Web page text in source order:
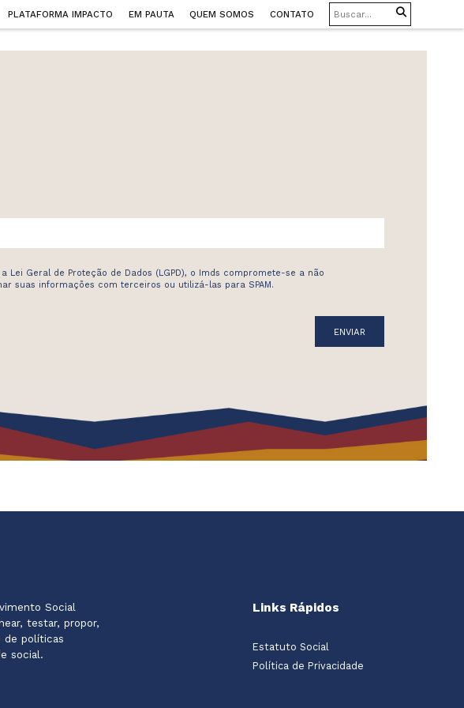
PLATAFORMA IMPACTO EM PAUTA QUEM SOMOS CONTATO
Lei Geral de Proteção de Dados (LGPD), o Imds compromete-se a não
suas informações com terceiros ou utilizá-las para SPAM.
Social
testar, propor,
de políticas
social.
Links Rápidos
Estatuto Social
Política de Privacidade